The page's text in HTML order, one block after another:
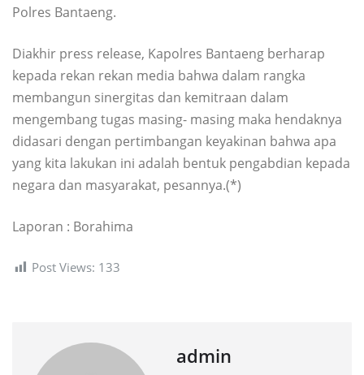
Polres Bantaeng.
Diakhir press release, Kapolres Bantaeng berharap
kepada rekan rekan media bahwa dalam rangka
membangun sinergitas dan kemitraan dalam
mengembang tugas masing- masing maka hendaknya
didasari dengan pertimbangan keyakinan bahwa apa
yang kita lakukan ini adalah bentuk pengabdian kepada
negara dan masyarakat, pesannya.(*)
Laporan : Borahima
Post Views: 133
admin